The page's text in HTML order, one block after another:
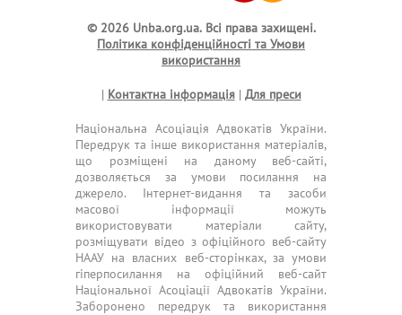
© 2026 Unba.org.ua. Всі права захищені.
Політика конфіденційності та Умови
використання
| Контактна інформація| Для преси
Національна Асоціація Адвокатів України.
Передрук та інше використання матеріалів,
що розміщені на даному веб-сайті,
дозволяється за умови посилання на
джерело. Інтернет-видання та засоби
масової інформації можуть
використовувати матеріали сайту,
розміщувати відео з офіційного веб-сайту
НААУ на власних веб-сторінках, за умови
гіперпосилання на офіційний веб-сайт
Національної Асоціації Адвокатів України.
Заборонено передрук та використання